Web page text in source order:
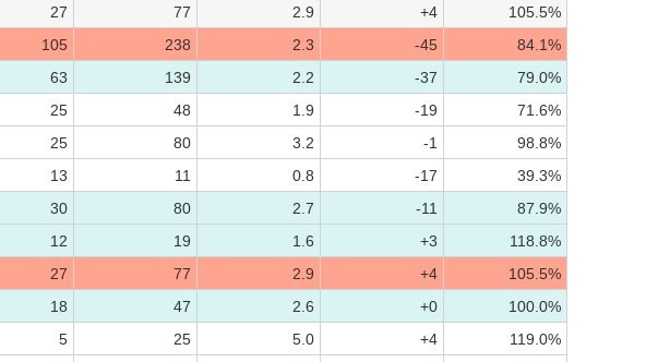
27 77 2.9 +4
105.5%
105 238 2.3 -45
84.1%
63 139 2.2 -37
79.0%
25 48 1.9 -19
71.6%
25 80 3.2 -1
98.8%
13 11 0.8 -17
39.3%
30 80 2.7 -11
87.9%
12 19 1.6 +3
118.8%
27 77 2.9 +4
105.5%
18 47 2.6 +0
100.0%
5 25 5.0 +4
119.0%